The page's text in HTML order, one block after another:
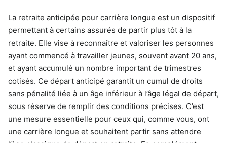
La retraite anticipée pour carrière longue est un dispositif
permettant à certains assurés de partir plus tôt à la
retraite. Elle vise à reconnaître et valoriser les personnes
ayant commencé à travailler jeunes, souvent avant 20 ans,
et ayant accumulé un nombre important de trimestres
cotisés. Ce départ anticipé garantit un cumul de droits
sans pénalité liée à un âge inférieur à l’âge légal de départ,
sous réserve de remplir des conditions précises. C’est
une mesure essentielle pour ceux qui, comme vous, ont
une carrière longue et souhaitent partir sans attendre